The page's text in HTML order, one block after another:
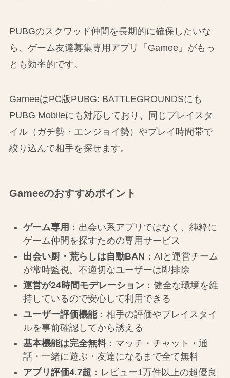
PUBGのスクワッド仲間を長期的に確保したいな
ら、ゲーム友達募集専用アプリ「Gamee」がもっ
とも効率的です。
GameeはPC版PUBG: BATTLEGROUNDSにも
PUBG Mobileにも対応しており、同じプレイスタ
イル（ガチ勢・エンジョイ勢）やプレイ時間帯で
絞り込んで相手を探せます。
Gameeのおすすめポイント
ゲーム専用 ：出会い系アプリではなく、純粋に
ゲーム仲間を探すための専用サービス
出会い厨・荒らしは自動BAN ：AIと運営チーム
が常時監視。不適切なユーザーは即排除
運営が24時間モデレーション ：健全な環境を維
持しているので安心して利用できる
ユーザー評価機能：相手の評価やプレイスタイ
ルを事前確認してから誘える
基本機能は完全無料：マッチ・チャット・通
話・一緒に遊ぶ・友達になるまで全て無料
アプリ評価4.7超 ：レビュー1万件以上の超優良